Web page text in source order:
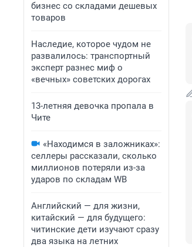
бизнес со складами дешевых
товаров
Наследие, которое чудом не
развалилось: транспортный
эксперт разнес миф о
«вечных» советских дорогах
13-летняя девочка пропала в
Чите
«Находимся в заложниках»:
селлеры рассказали, сколько
миллионов потеряли из-за
ударов по складам WB
Английский — для жизни,
китайский — для будущего:
читинские дети изучают сразу
два языка на летних